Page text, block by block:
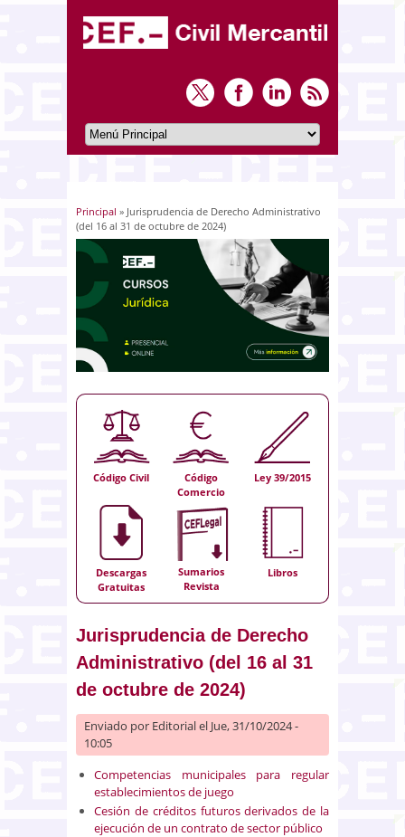
Usted está aquí
Principal » Jurisprudencia de Derecho Administrativo
(del 16 al 31 de octubre de 2024)
Código Civil
Código
Comercio
Ley 39/2015
Descargas
Gratuitas
Sumarios
Revista
Libros
Jurisprudencia de Derecho
Administrativo (del 16 al 31
de octubre de 2024)
Enviado por Editorialel Jue, 31/10/2024 -
10:05
Competencias municipales para regular
establecimientos de juego
Cesión de créditos futuros derivados de la
ejecución de un contrato de sector público